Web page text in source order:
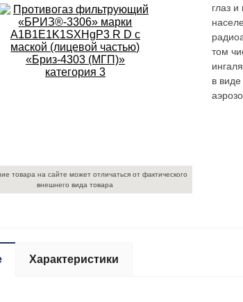
товара на сайте может отличаться от фактического
внешнего вида товара
глаз и
том
в
Характеристики